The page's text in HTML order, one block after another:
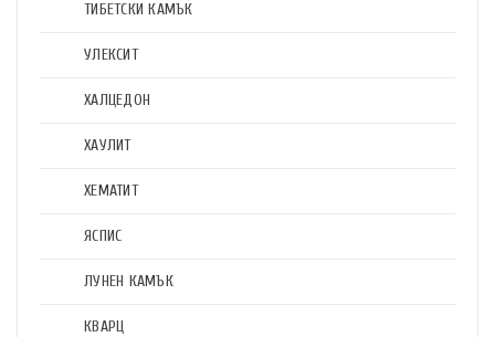
ТИБЕТСКИ КАМЪК
УЛЕКСИТ
ХАЛЦЕДОН
ХАУЛИТ
ХЕМАТИТ
ЯСПИС
ЛУНЕН КАМЪК
КВАРЦ